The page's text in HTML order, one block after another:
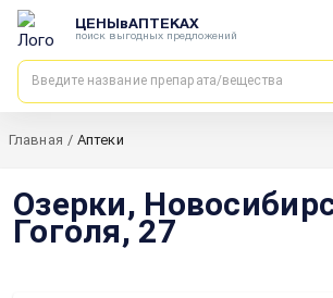
ЦЕНЫвАПТЕКАХ
поиск выгодных предложений
Главная / Аптеки
Озерки,
Гоголя, 27